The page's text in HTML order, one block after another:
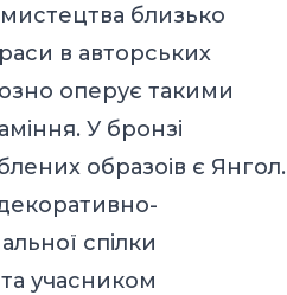
близько
в авторських
оперує такими
У бронзі
образоів є Янгол.
спілки
учасником